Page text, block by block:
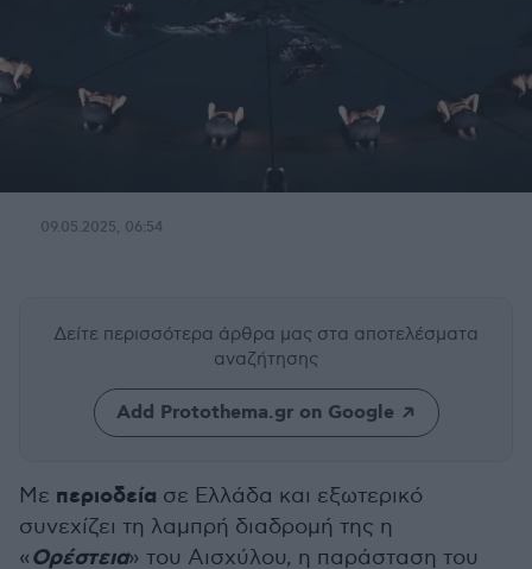
09.05.2025, 06:54
Δείτε περισσότερα άρθρα μας στα αποτελέσματα
αναζήτησης
Add Protothema.gr on Google
Με περιοδεία σε Ελλάδα και εξωτερικό
συνεχίζει τη λαμπρή διαδρομή της η
«Ορέστεια» του Αισχύλου, η παράσταση του